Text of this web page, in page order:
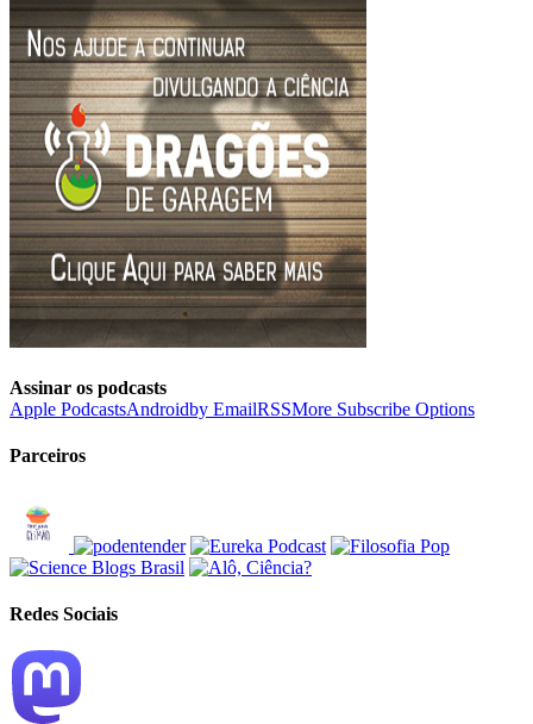
Assinar os podcasts
Apple PodcastsAndroidby EmailRSSMore Subscribe Options
Parceiros
Redes Sociais